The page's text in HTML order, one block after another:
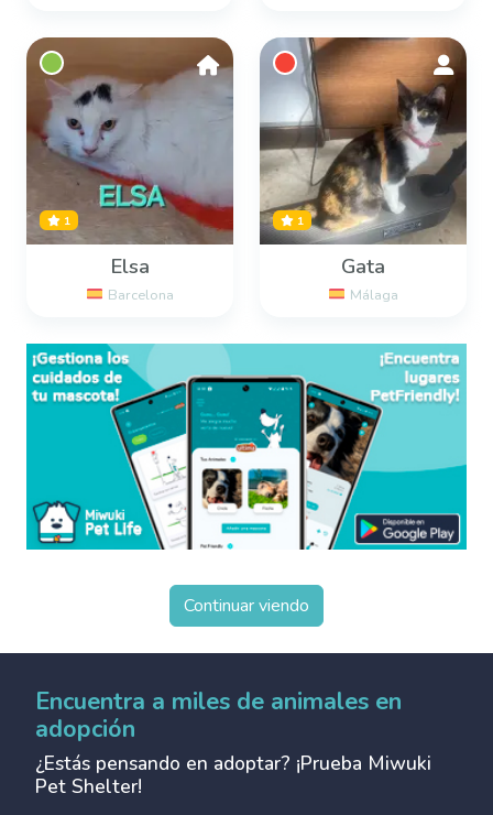
1
Elsa
Barcelona
1
Gata
Málaga
Continuar viendo
Encuentra a miles de animales en
adopción
¿Estás pensando en adoptar? ¡Prueba Miwuki
Pet Shelter!